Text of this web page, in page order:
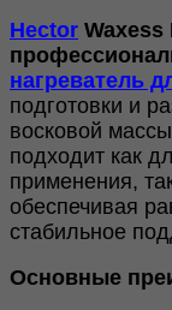
Hector Waxess
нагреватель
подготовки и
восковой
подходит как
применения,
обеспечивая
стабильное
Основные